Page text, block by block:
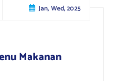
Jan, Wed, 2025
Makanan